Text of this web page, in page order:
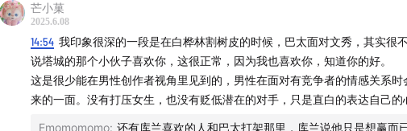
叉叉，影视营销从业者，
嘉宾：
肉松，媒体人，播客「置顶废话」主播，wb@许懂事儿
芒小菓
2025.6.08
14:54 我印象很深的一段是在白桦林割树皮的时候，巴太面对文秀，其实很
说塔城的那个小伙子喜欢你，这很正常，因为我也喜欢你，知道你的好。
这是很少能在男性创作者视角里见到的，男性在面对有竞争者的情感关系时
来的一面。没有打压女生，也没有贬低潜在的对手，只是直白的表达自己的
Emomomomo: 还有库兰喜欢的人和巴太打架那里，库兰说他只是想赢而